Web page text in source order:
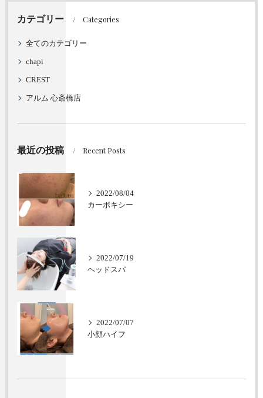
カテゴリー Categories
全てのカテゴリー
chapi
CREST
アルム 心斎橋店
最近の投稿 Recent Posts
2022/08/04
カーボキシー
2022/07/19
ヘッドスパ
2022/07/07
小顔ハイフ